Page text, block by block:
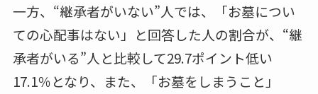
一方、“継承者がいない”人では、「お墓につい
ての心配事はない」と回答した人の割合が、“継
承者がいる”人と比較して29.7ポイント低い
17.1％となり、また、「お墓をしまうこと」